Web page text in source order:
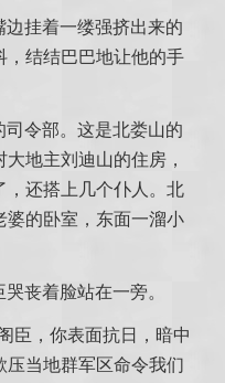
挂着一缕强挤出来的
，结结巴巴地让他的手
令部。这是北娄山的
地主刘迪山的住房，
，还搭上几个仆人。北
婆的卧室，东面一溜小
丧着脸站在一旁。
臣，你表面抗日，暗中
压当地群军区命令我们